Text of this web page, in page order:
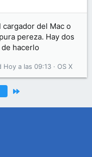
del Mac o
pereza. Hay dos
hacerlo
OS X
Hoy a las 09:13